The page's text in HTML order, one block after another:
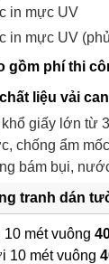
in mực UV
in mực UV
gồm phí thi
liệu vải
giấy lớn từ
chống ẩm
bám bụi,
tranh dán
10 mét vuông
10 mét vuông